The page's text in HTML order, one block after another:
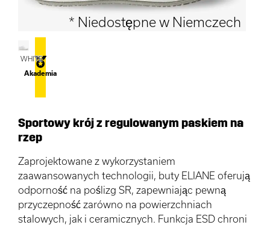
* Niedostępne w Niemczech
WHITE
Akademia
Sportowy krój z regulowanym paskiem na
rzep
Zaprojektowane z wykorzystaniem
zaawansowanych technologii, buty ELIANE oferują
odporność na poślizg SR, zapewniając pewną
przyczepność zarówno na powierzchniach
stalowych, jak i ceramicznych. Funkcja ESD chroni